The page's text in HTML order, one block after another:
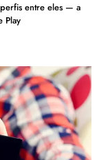
entre eles — a
Play